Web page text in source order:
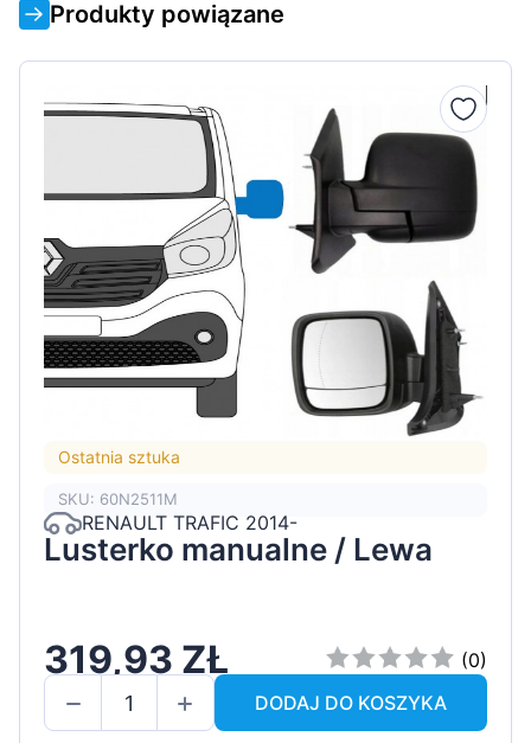
Produkty powiązane
Ostatnia sztuka
SKU: 60N2511M
RENAULT TRAFIC 2014-
Lusterko manualne / Lewa
319,93 ZŁ
(0)
DODAJ DO KOSZYKA